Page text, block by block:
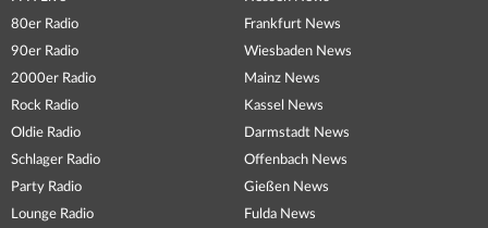
80er Radio
90er Radio
2000er Radio
Rock Radio
Oldie Radio
Schlager Radio
Party Radio
Lounge Radio
Frankfurt News
Wiesbaden News
Mainz News
Kassel News
Darmstadt News
Offenbach News
Gießen News
Fulda News